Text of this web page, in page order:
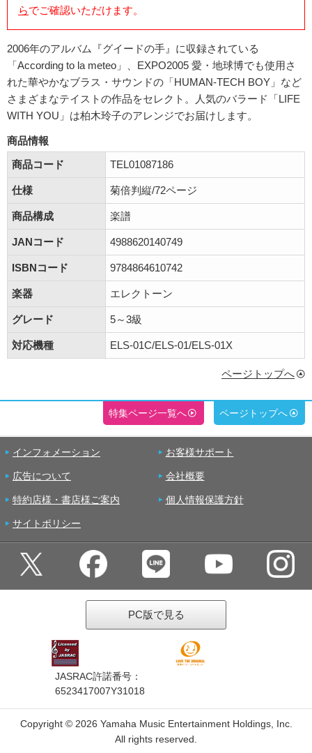
らでご確認いただけます。
2006年のアルバム『グイードの手』に収録されている
「According to la meteo」、EXPO2005 愛・地球博でも使用さ
れた華やかなブラス・サウンドの「HUMAN-TECH BOY」など
さまざまなテイストの作品をセレクト。人気のバラード「LIFE
WITH YOU」は柏木玲子のアレンジでお届けします。
商品情報
商品コード
TEL01087186
仕様 菊倍判縦/72ページ
商品構成 楽譜
JANコード 4988620140749
ISBNコード 9784864610742
楽器 エレクトーン
グレード 5～3級
対応機種 ELS-01C/ELS-01/ELS-01X
ページトップへ
特集ページ一覧へ ページトップへ
インフォメーション お客様サポート
広告について 会社概要
特約店様・書店様ご案内 個人情報保護方針
サイトポリシー
PC版で見る
JASRAC許諾番号：
6523417007Y31018
Copyright © 2026 Yamaha Music Entertainment Holdings, Inc.
All rights reserved.